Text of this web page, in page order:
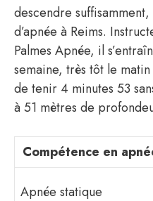
descendre
d’apnée à Reims.
Palmes Apnée, il
semaine, très tôt le
de tenir 4 minutes 53
à 51 mètres de
Compétence en
Apnée statique